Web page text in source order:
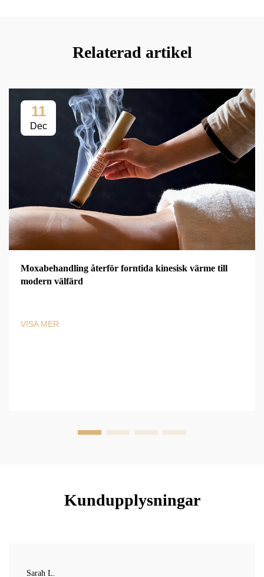
Relaterad artikel
11
Dec
Moxabehandling återför forntida kinesisk värme till
modern välfärd
VISA MER
Kundupplysningar
Sarah L.